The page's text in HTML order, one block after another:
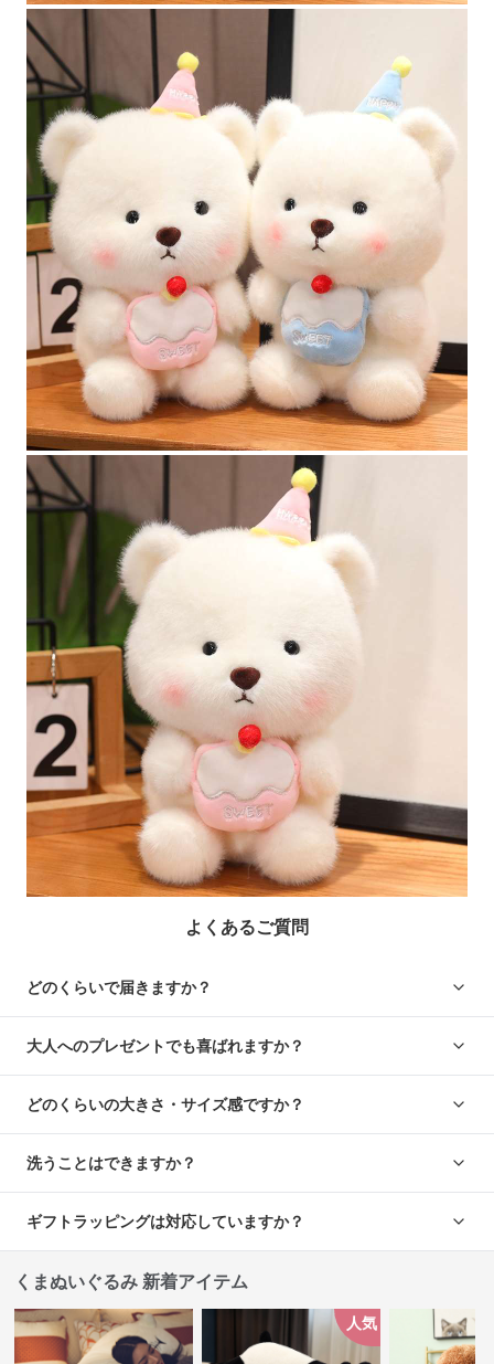
よくあるご質問
どのくらいで届きますか？
大人へのプレゼントでも喜ばれますか？
どのくらいの大きさ・サイズ感ですか？
洗うことはできますか？
ギフトラッピングは対応していますか？
くまぬいぐるみ 新着アイテム
人気